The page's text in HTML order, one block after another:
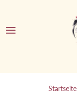
Startseite